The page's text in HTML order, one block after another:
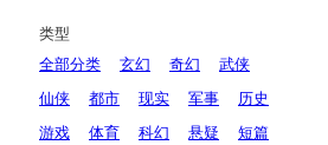
类型
全部分类
玄幻 奇幻
武侠
仙侠
都市 现实 军事
历史
游戏
体育 科幻 悬疑
短篇